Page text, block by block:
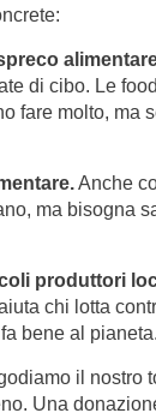
di cibo. Le
fare molto, ma
Anche
ma bisogna
produttori
chi lotta
bene al pianeta.
il nostro
Una